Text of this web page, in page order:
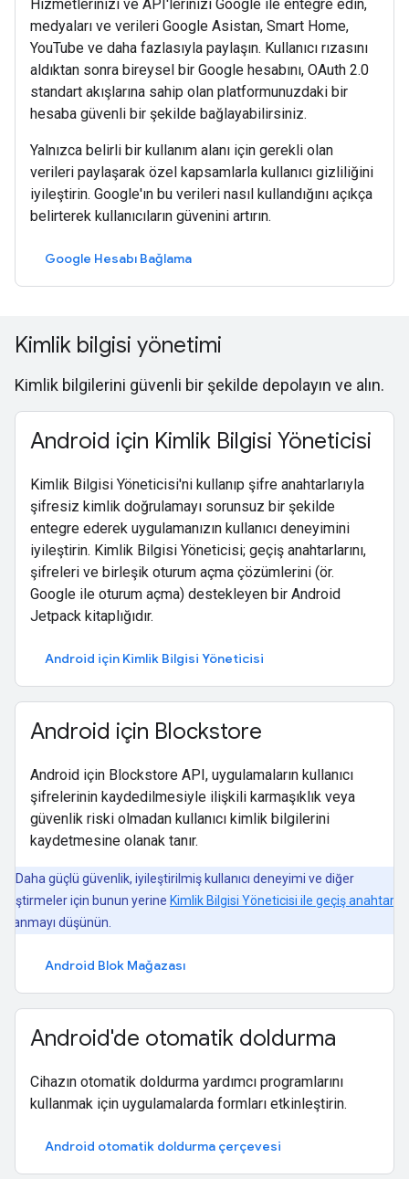
Hizmetlerinizi ve API'lerinizi Google ile entegre edin,
medyaları ve verileri Google Asistan, Smart Home,
YouTube ve daha fazlasıyla paylaşın. Kullanıcı rızasını
aldıktan sonra bireysel bir Google hesabını, OAuth 2.0
standart akışlarına sahip olan platformunuzdaki bir
hesaba güvenli bir şekilde bağlayabilirsiniz.
Yalnızca belirli bir kullanım alanı için gerekli olan
verileri paylaşarak özel kapsamlarla kullanıcı gizliliğini
iyileştirin. Google'ın bu verileri nasıl kullandığını açıkça
belirterek kullanıcıların güvenini artırın.
Google Hesabı Bağlama
Kimlik bilgisi yönetimi
Kimlik bilgilerini güvenli bir şekilde depolayın ve alın.
Android için Kimlik Bilgisi Yöneticisi
Kimlik Bilgisi Yöneticisi'ni kullanıp şifre anahtarlarıyla
şifresiz kimlik doğrulamayı sorunsuz bir şekilde
entegre ederek uygulamanızın kullanıcı deneyimini
iyileştirin. Kimlik Bilgisi Yöneticisi; geçiş anahtarlarını,
şifreleri ve birleşik oturum açma çözümlerini (ör.
Google ile oturum açma) destekleyen bir Android
Jetpack kitaplığıdır.
Android için Kimlik Bilgisi Yöneticisi
Android için Blockstore
Android için Blockstore API, uygulamaların kullanıcı
şifrelerinin kaydedilmesiyle ilişkili karmaşıklık veya
güvenlik riski olmadan kullanıcı kimlik bilgilerini
kaydetmesine olanak tanır.
Daha güçlü güvenlik, iyileştirilmiş kullanıcı deneyimi ve diğer
için bunun yerine Kimlik Bilgisi Yöneticisi ile geçiş
düşünün.
Android Blok Mağazası
Android'de otomatik doldurma
Cihazın otomatik doldurma yardımcı programlarını
kullanmak için uygulamalarda formları etkinleştirin.
Android otomatik doldurma çerçevesi